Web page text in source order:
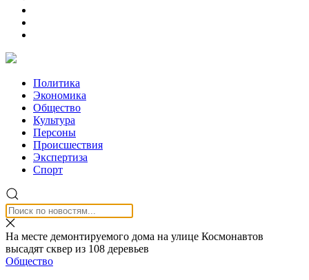
Политика
Экономика
Общество
Культура
Персоны
Происшествия
Экспертиза
Спорт
На месте демонтируемого дома на улице Космонавтов
высадят сквер из 108 деревьев
Общество